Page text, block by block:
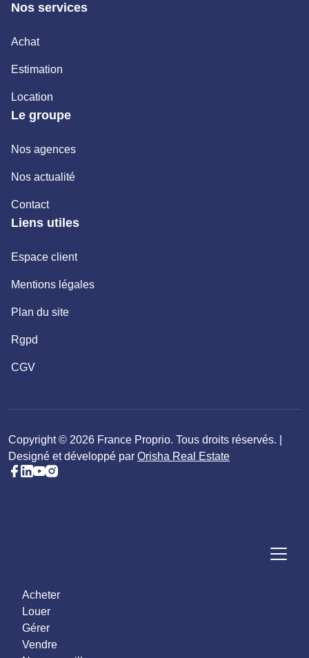
Nos services
Achat
Estimation
Location
Le groupe
Nos agences
Nos actualité
Contact
Liens utiles
Espace client
Mentions légales
Plan du site
Rgpd
CGV
Copyright © 2026 France Proprio. Tous droits réservés. |
Designé et développé par Orisha Real Estate
Acheter
Louer
Gérer
Vendre